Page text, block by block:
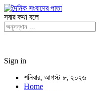
সবার কথা বলে
Sign in
শনিবার, আগস্ট ৮, ২০২৬
Home